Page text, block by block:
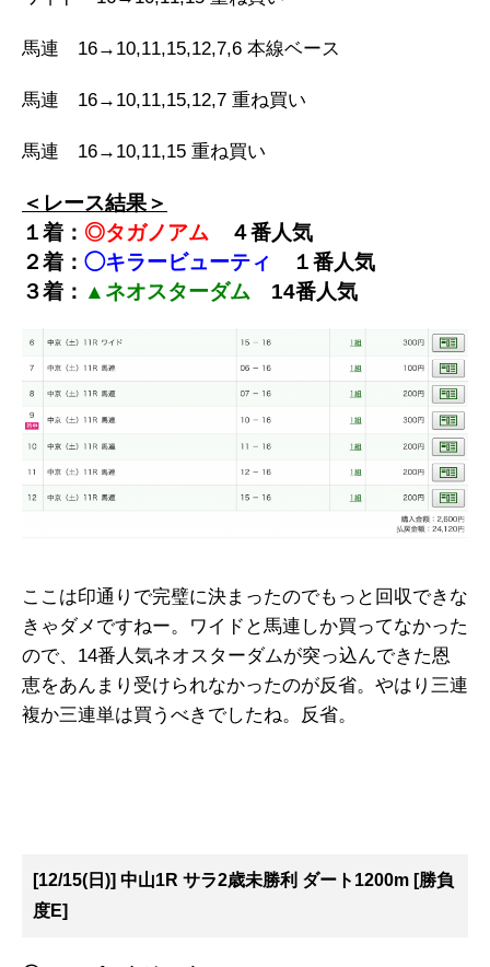
馬連 16→10,11,15,12,7,6 本線ベース
馬連 16→10,11,15,12,7 重ね買い
馬連 16→10,11,15 重ね買い
＜レース結果＞
１着： ◎タガノアム ４番人気
２着： ◯キラービューティ
１番人気
３着： ▲ネオスターダム 14番人気
ここは印通りで完璧に決まったのでもっと回収できな
きゃダメですねー。ワイドと馬連しか買ってなかった
ので、14番人気ネオスターダムが突っ込んできた恩
恵をあんまり受けられなかったのが反省。やはり三連
複か三連単は買うべきでしたね。反省。
[12/15(日)] 中山1R サラ2歳未勝利 ダート1200m [勝負
度E]